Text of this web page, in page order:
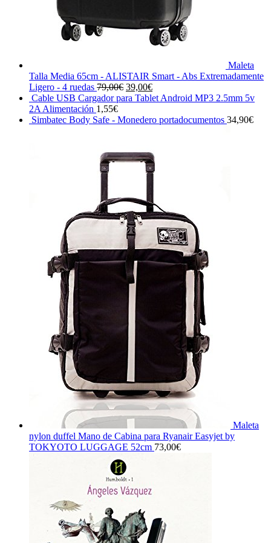
Maleta
Talla Media 65cm - ALISTAIR Smart - Abs Extremadamente
Ligero - 4 ruedas 79,00€ El
precio
era:
39,00€El
precio
es:
Cable USB Cargador para Tablet Android MP3 2.5mm 5v
2A Alimentación 1,55€
Simbatec Body Safe - Monedero portadocumentos 34,90€
Maleta
nylon duffel Mano de Cabina para Ryanair Easyjet by
TOKYOTO LUGGAGE 52cm 73,00€